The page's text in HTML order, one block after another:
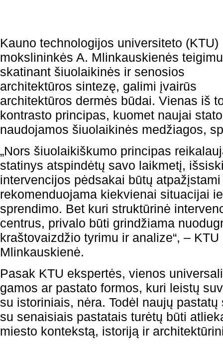
Kauno technologijos universiteto (KTU)
mokslininkės A. Mlinkauskienės
skatinant šiuolaikinės ir senosios
architektūros sintezę, galimi įvairūs
architektūros dermės būdai. Vienas iš
kontrasto principas, kuomet naujai
naudojamos šiuolaikinės medžiagos,
„Nors šiuolaikiškumo principas
statinys atspindėtų savo laikmetį,
intervencijos pėdsakai būtų
rekomenduojama kiekvienai situacijai
sprendimo. Bet kuri struktūrinė
centrus, privalo būti grindžiama
kraštovaizdžio tyrimu ir analize“, –
Mlinkauskienė.
Pasak KTU ekspertės, vienos
gamos ar pastato formos, kuri leistų
su istoriniais, nėra. Todėl naujų
su senaisiais pastatais turėtų būti
miesto kontekstą, istoriją ir